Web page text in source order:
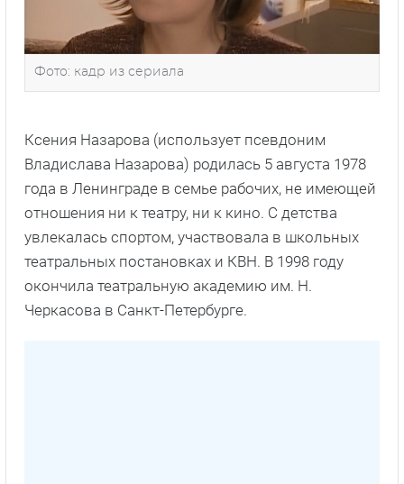
Фото: кадр из сериала
Ксения Назарова (использует псевдоним
Владислава Назарова) родилась 5 августа 1978
года в Ленинграде в семье рабочих, не имеющей
отношения ни к театру, ни к кино. С детства
увлекалась спортом, участвовала в школьных
театральных постановках и КВН. В 1998 году
окончила театральную академию им. Н.
Черкасова в Санкт-Петербурге.